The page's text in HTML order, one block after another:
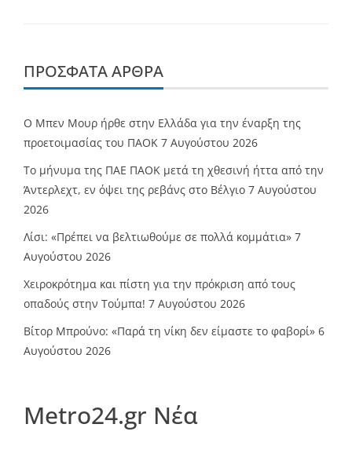
ΠΡΌΣΦΑΤΑ ΆΡΘΡΑ
O Mπεν Μουρ ήρθε στην Ελλάδα για την έναρξη της
προετοιμασίας του ΠΑΟΚ 7 Αυγούστου 2026
Το μήνυμα της ΠΑΕ ΠΑΟΚ μετά τη χθεσινή ήττα από την
Άντερλεχτ, εν όψει της ρεβάνς στο Βέλγιο 7 Αυγούστου
2026
Λίσι: «Πρέπει να βελτιωθούμε σε πολλά κομμάτια» 7
Αυγούστου 2026
Χειροκρότημα και πίστη για την πρόκριση από τους
οπαδούς στην Τούμπα! 7 Αυγούστου 2026
Βίτορ Μπρούνο: «Παρά τη νίκη δεν είμαστε το φαβορί» 6
Αυγούστου 2026
Metro24.gr Νέα